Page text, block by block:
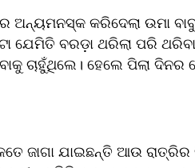
ଅନ୍ୟମନସ୍କ କରିଦେଲା ଉମା
ଯେମିତି ବରଡ଼ା ଥରିଲା ପରି
ଚାହୁଁଥିଲେ। ହେଲେ ପିଲା ଦିନର
ଜାଗା ଯାଇଛନ୍ତି ଆଉ